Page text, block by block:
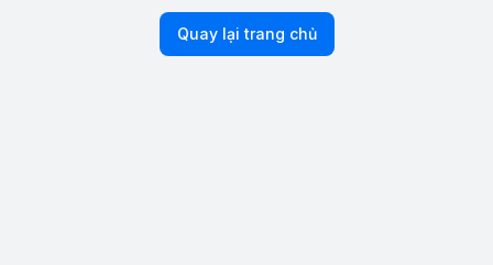
Quay lại trang chủ